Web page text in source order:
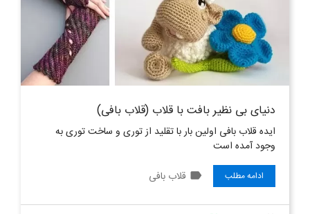
دنیای بی نظیر بافت با قلاب (قلاب بافی)
ایده قلاب بافی اولین بار با تقلید از توری و ساخت توری به
وجود آمده است
ادامه مطلب label قلاب بافی